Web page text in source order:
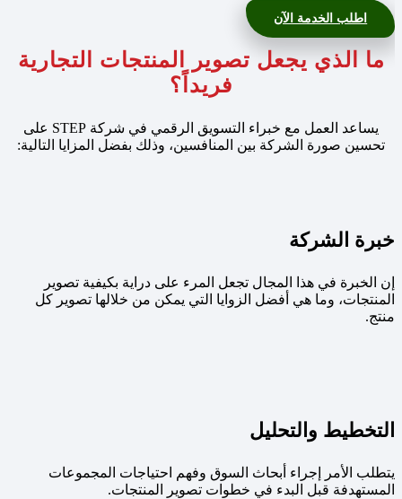
اطلب الخدمة الآن
ما الذي يجعل تصوير المنتجات التجارية
فريداً؟
يساعد العمل مع خبراء التسويق الرقمي في شركة STEP على
تحسين صورة الشركة بين المنافسين، وذلك بفضل المزايا التالية:
خبرة الشركة
إن الخبرة في هذا المجال تجعل المرء على دراية بكيفية تصوير
المنتجات، وما هي أفضل الزوايا التي يمكن من خلالها تصوير كل
منتج.
التخطيط والتحليل
يتطلب الأمر إجراء أبحاث السوق وفهم احتياجات المجموعات
المستهدفة قبل البدء في خطوات تصوير المنتجات.